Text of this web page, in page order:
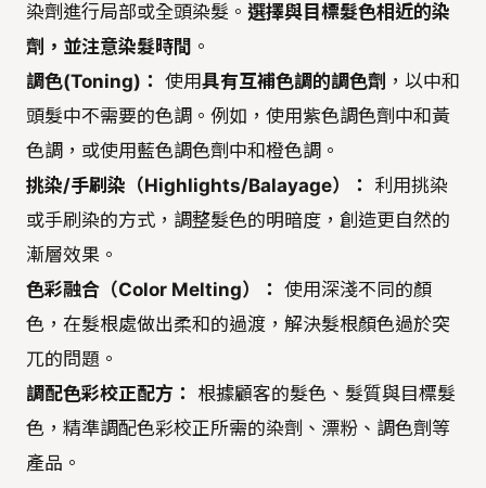
染劑進行局部或全頭染髮。 選擇與目標髮色相近的染
劑，並注意染髮時間 。
調色(Toning)： 使用具有互補色調的調色劑 ，以中和
頭髮中不需要的色調。例如，使用紫色調色劑中和黃
色調，或使用藍色調色劑中和橙色調。
挑染/手刷染（Highlights/Balayage）：
利用挑染
或手刷染的方式，調整髮色的明暗度，創造更自然的
漸層效果。
色彩融合（Color Melting）： 使用深淺不同的顏
色，在髮根處做出柔和的過渡，解決髮根顏色過於突
兀的問題。
調配色彩校正配方：
根據顧客的髮色、髮質與目標髮
色，精準調配色彩校正所需的染劑、漂粉、調色劑等
產品。